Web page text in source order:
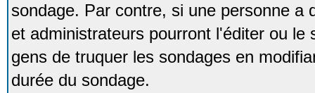
sondage. Par contre, si une personne a
et administrateurs pourront l'éditer ou le
gens de truquer les sondages en
durée du sondage.